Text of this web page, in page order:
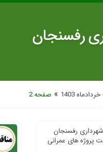
رفسنجان
1403
» صفحه 2
رفسنجان
پروژه های عمرانی